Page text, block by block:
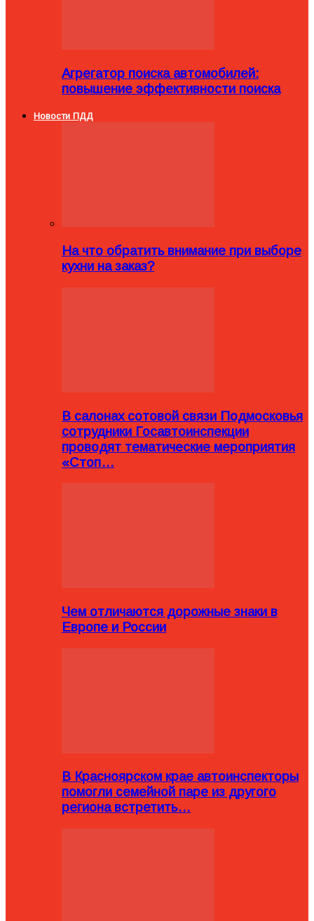
Агрегатор поиска автомобилей:
повышение эффективности поиска
Новости ПДД
На что обратить внимание при выборе
кухни на заказ?
В салонах сотовой связи Подмосковья
сотрудники Госавтоинспекции
проводят тематические мероприятия
«Стоп…
Чем отличаются дорожные знаки в
Европе и России
В Красноярском крае автоинспекторы
помогли семейной паре из другого
региона встретить…